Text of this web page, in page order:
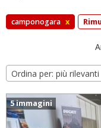
camponogara x
Ordina per: più rilevanti
5 immagini